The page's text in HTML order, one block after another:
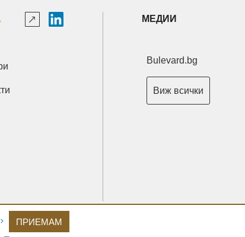
ПРИЕМАМ
МЕДИИ
Bulevard.bg
Виж всички
Copyright © 2026 Ксениум ООД. Всички права запазени.